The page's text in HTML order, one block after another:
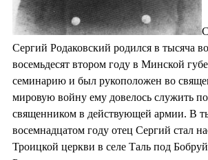
Сергий Родаковский родился в тысяча
восемьдесят втором году в Минской
семинарию и был рукоположен во
мировую войну ему довелось служить
священником в действующей армии. В
восемнадцатом году отец Сергий стал
Троицкой церкви в селе Таль под